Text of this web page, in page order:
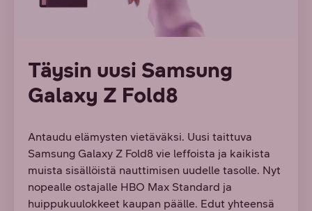
Täysin uusi Samsung
Galaxy Z Fold8
Antaudu elämysten vietäväksi. Uusi taittuva
Samsung Galaxy Z Fold8 vie leffoista ja kaikista
muista sisällöistä nauttimisen uudelle tasolle. Nyt
nopealle ostajalle HBO Max Standard ja
huippukuulokkeet kaupan päälle. Edut yhteensä